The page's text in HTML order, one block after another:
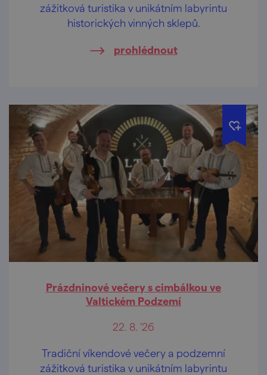
zážitková turistika v unikátním labyrintu
historických vinných sklepů.
prohlédnout
Prázdninové večery s cimbálkou ve
Valtickém Podzemí
22. 8. '26
Tradiční víkendové večery a podzemní
zážitková turistika v unikátním labyrintu